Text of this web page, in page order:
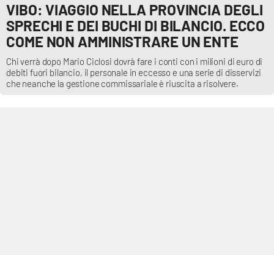
VIBO: VIAGGIO NELLA PROVINCIA DEGLI
SPRECHI E DEI BUCHI DI BILANCIO. ECCO
COME NON AMMINISTRARE UN ENTE
Chi verrà dopo Mario Ciclosi dovrà fare i conti con i milioni di euro di
debiti fuori bilancio, il personale in eccesso e una serie di disservizi
che neanche la gestione commissariale è riuscita a risolvere.